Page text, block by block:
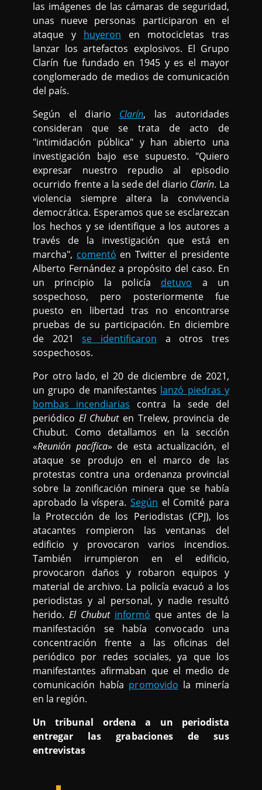
las imágenes de las cámaras de seguridad,
unas nueve personas participaron en el
ataque y huyeron en motocicletas tras
lanzar los artefactos explosivos. El Grupo
Clarín fue fundado en 1945 y es el mayor
conglomerado de medios de comunicación
del país.
Según el diario Clarín, las autoridades
consideran que se trata de acto de
"intimidación pública" y han abierto una
investigación bajo ese supuesto. "Quiero
expresar nuestro repudio al episodio
ocurrido frente a la sede del diario Clarín. La
violencia siempre altera la convivencia
democrática. Esperamos que se esclarezcan
los hechos y se identifique a los autores a
través de la investigación que está en
marcha", comentó en Twitter el presidente
Alberto Fernández a propósito del caso. En
un principio la policía detuvo a un
sospechoso, pero posteriormente fue
puesto en libertad tras no encontrarse
pruebas de su participación. En diciembre
de 2021se identificaron a otros tres
sospechosos.
Por otro lado, el 20 de diciembre de 2021,
un grupo de manifestantes lanzó piedras y
bombas incendiarias contra la sede del
periódico El Chubuten Trelew, provincia de
Chubut. Como detallamos en la sección
«Reunión pacífica» de esta actualización, el
ataque se produjo en el marco de las
protestas contra una ordenanza provincial
sobre la zonificación minera que se había
aprobado la víspera. Según el Comité para
la Protección de los Periodistas (CPJ), los
atacantes rompieron las ventanas del
edificio y provocaron varios incendios.
También irrumpieron en el edificio,
provocaron daños y robaron equipos y
material de archivo. La policía evacuó a los
periodistas y al personal, y nadie resultó
herido.El Chubut informó que antes de la
manifestación se había convocado una
concentración frente a las oficinas del
periódico por redes sociales, ya que los
manifestantes afirmaban que el medio de
comunicación había promovido la minería
en la región.
Un tribunal ordena a un periodista
entregar las grabaciones de sus
entrevistas